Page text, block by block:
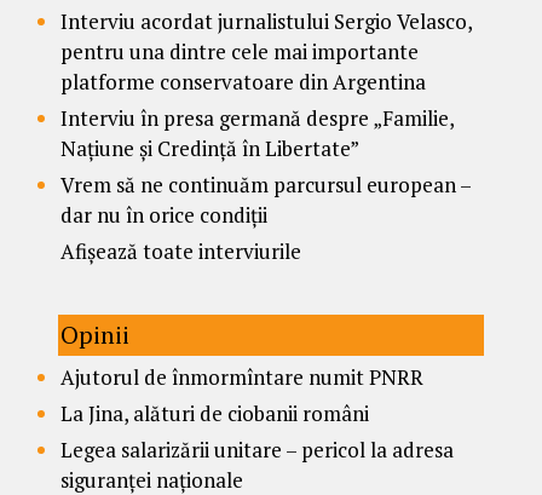
Interviu acordat jurnalistului Sergio Velasco,
pentru una dintre cele mai importante
platforme conservatoare din Argentina
Interviu în presa germană despre „Familie,
Națiune și Credință în Libertate”
Vrem să ne continuăm parcursul european –
dar nu în orice condiții
Afișează toate interviurile
Opinii
Ajutorul de înmormîntare numit PNRR
La Jina, alături de ciobanii români
Legea salarizării unitare – pericol la adresa
siguranței naționale